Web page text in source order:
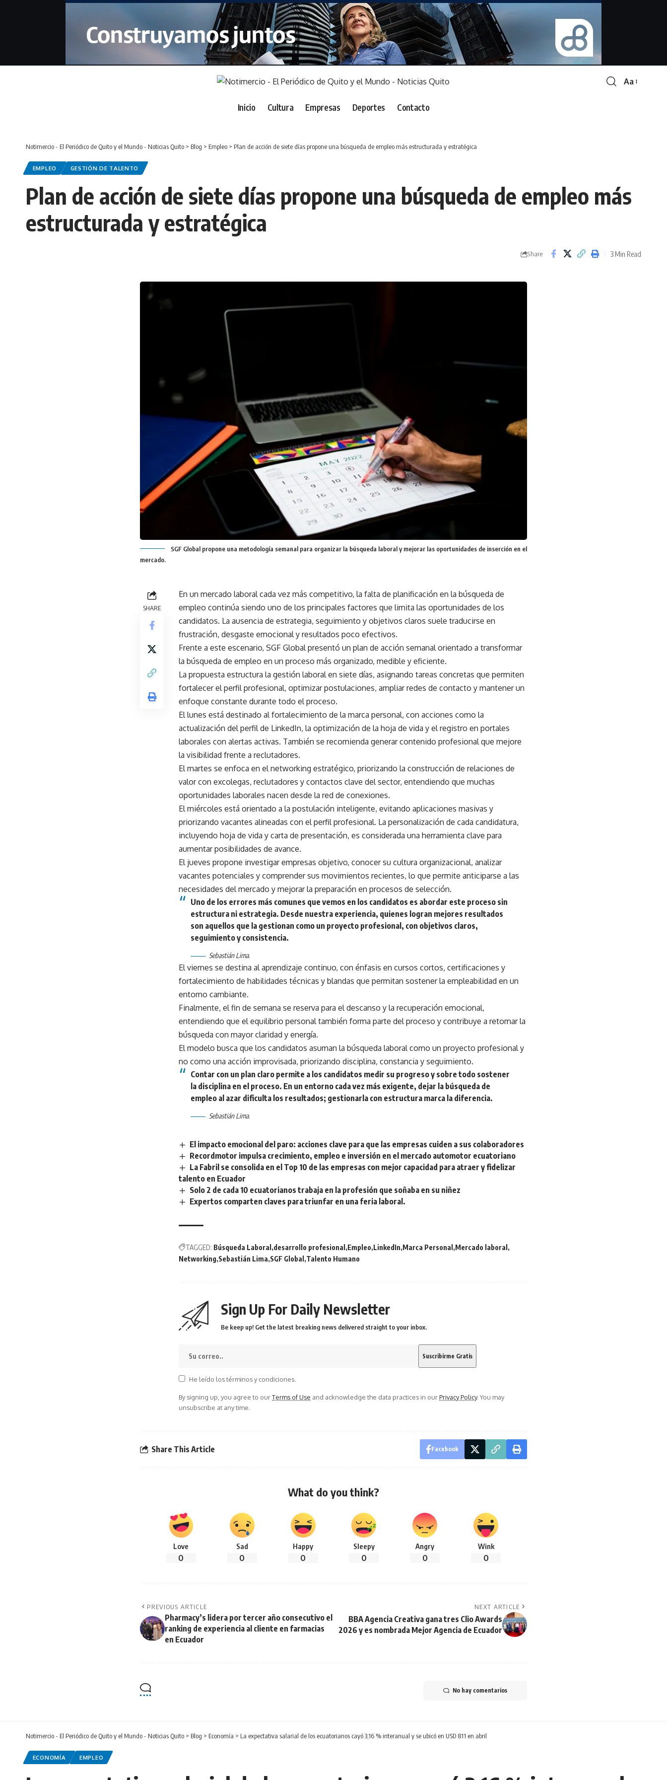
Font
Aa
Inicio Cultura Empresas Deportes Contacto
Notimercio - El Periódico de Quito y el Mundo - Noticias Quito > Blog > Empleo > Plan de acción de siete días propone una búsqueda de empleo más estructurada y estratégica
EMPLEO GESTIÓN DE TALENTO
Plan de acción de siete días propone una búsqueda de empleo más
estructurada y estratégica
Share 3 Min Read
SGF Global propone una metodología semanal para organizar la búsqueda laboral y mejorar las oportunidades de inserción en el
mercado.
SHARE
En un mercado laboral cada vez más competitivo, la falta de planificación en la búsqueda de
empleo continúa siendo uno de los principales factores que limita las oportunidades de los
candidatos. La ausencia de estrategia, seguimiento y objetivos claros suele traducirse en
frustración, desgaste emocional y resultados poco efectivos.
Frente a este escenario, SGF Global presentó un plan de acción semanal orientado a transformar
la búsqueda de empleo en un proceso más organizado, medible y eficiente.
La propuesta estructura la gestión laboral en siete días, asignando tareas concretas que permiten
fortalecer el perfil profesional, optimizar postulaciones, ampliar redes de contacto y mantener un
enfoque constante durante todo el proceso.
El lunes está destinado al fortalecimiento de la marca personal, con acciones como la
actualización del perfil de LinkedIn, la optimización de la hoja de vida y el registro en portales
laborales con alertas activas. También se recomienda generar contenido profesional que mejore
la visibilidad frente a reclutadores.
El martes se enfoca en el networking estratégico, priorizando la construcción de relaciones de
valor con excolegas, reclutadores y contactos clave del sector, entendiendo que muchas
oportunidades laborales nacen desde la red de conexiones.
El miércoles está orientado a la postulación inteligente, evitando aplicaciones masivas y
priorizando vacantes alineadas con el perfil profesional. La personalización de cada candidatura,
incluyendo hoja de vida y carta de presentación, es considerada una herramienta clave para
aumentar posibilidades de avance.
El jueves propone investigar empresas objetivo, conocer su cultura organizacional, analizar
vacantes potenciales y comprender sus movimientos recientes, lo que permite anticiparse a las
necesidades del mercado y mejorar la preparación en procesos de selección.
Uno de los errores más comunes que vemos en los candidatos es abordar este proceso sin
estructura ni estrategia. Desde nuestra experiencia, quienes logran mejores resultados
son aquellos que la gestionan como un proyecto profesional, con objetivos claros,
seguimiento y consistencia.
Sebastián Lima.
El viernes se destina al aprendizaje continuo, con énfasis en cursos cortos, certificaciones y
fortalecimiento de habilidades técnicas y blandas que permitan sostener la empleabilidad en un
entorno cambiante.
Finalmente, el fin de semana se reserva para el descanso y la recuperación emocional,
entendiendo que el equilibrio personal también forma parte del proceso y contribuye a retomar la
búsqueda con mayor claridad y energía.
El modelo busca que los candidatos asuman la búsqueda laboral como un proyecto profesional y
no como una acción improvisada, priorizando disciplina, constancia y seguimiento.
Contar con un plan claro permite a los candidatos medir su progreso y sobre todo sostener
la disciplina en el proceso. En un entorno cada vez más exigente, dejar la búsqueda de
empleo al azar dificulta los resultados; gestionarla con estructura marca la diferencia.
Sebastián Lima.
El impacto emocional del paro: acciones clave para que las empresas cuiden a sus colaboradores
Recordmotor impulsa crecimiento, empleo e inversión en el mercado automotor ecuatoriano
La Fabril se consolida en el Top 10 de las empresas con mejor capacidad para atraer y fidelizar
talento en Ecuador
Solo 2 de cada 10 ecuatorianos trabaja en la profesión que soñaba en su niñez
Expertos comparten claves para triunfar en una feria laboral.
TAGGED: Búsqueda Laboral desarrollo profesional Empleo LinkedIn Marca Personal Mercado laboral
Networking Sebastián Lima SGF Global Talento Humano
Sign Up For Daily Newsletter
Be keep up! Get the latest breaking news delivered straight to your inbox.
He leído los términos y condiciones.
By signing up, you agree to ourTerms of Use and acknowledge the data practices in ourPrivacy Policy. You may
unsubscribe at any time.
Share This Article Facebook
What do you think?
Love
0
Sad
0
Happy
0
Sleepy
0
Angry
0
Wink
0
PREVIOUS ARTICLE
Pharmacy’s lidera por tercer año consecutivo el
ranking de experiencia al cliente en farmacias
en Ecuador
NEXT ARTICLE
BBA Agencia Creativa gana tres Clio Awards
2026 y es nombrada Mejor Agencia de Ecuador
No hay comentarios
Notimercio - El Periódico de Quito y el Mundo - Noticias Quito > Blog > Economía > La expectativa salarial de los ecuatorianos cayó 3,16 % interanual y se ubicó en USD 811 en abril
ECONOMÍA EMPLEO